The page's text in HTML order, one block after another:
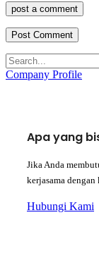
post a comment
Company Profile
Apa yang
Jika Anda
kerjasama
Hubungi Kami